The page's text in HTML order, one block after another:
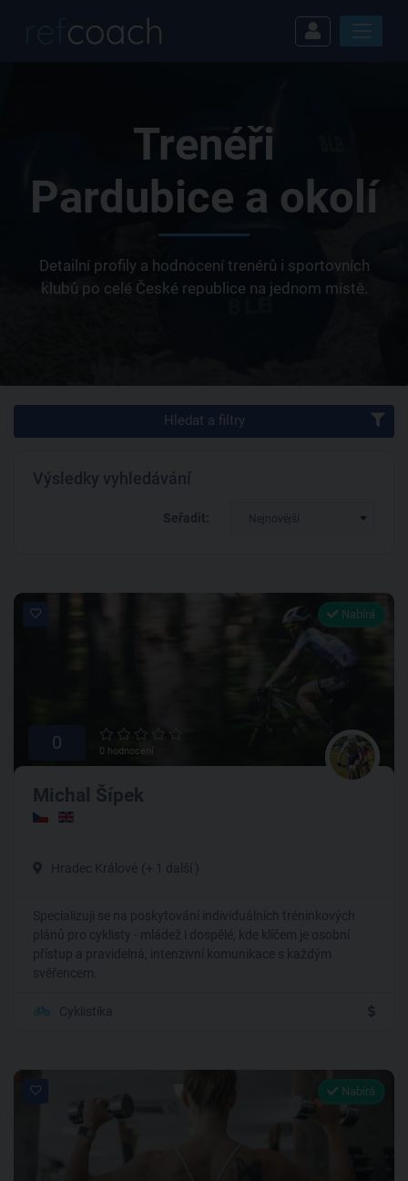
Trenéři
Pardubice a okolí
Detailní profily a hodnocení trenérů i sportovních
klubů po celé České republice na jednom místě.
Hledat a filtry
Výsledky vyhledávání
Seřadit: Nejnovější
Nabírá
0 0 hodnocení
Michal Šípek
Hradec Králové (+ 1 další )
Specializuji se na poskytování individuálních tréninkových
plánů pro cyklisty - mládež i dospělé, kde klíčem je osobní
přístup a pravidelná, intenzivní komunikace s každým
svěřencem.
Cyklistika
Nabírá